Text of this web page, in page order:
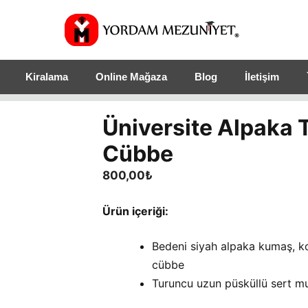
Kiralama Online Mağaza Blog İletişim
Üniversite Alpaka
Cübbe
800,00₺
Ürün içeriği:
Bedeni siyah alpaka kumaş,
cübbe
Turuncu uzun püsküllü sert